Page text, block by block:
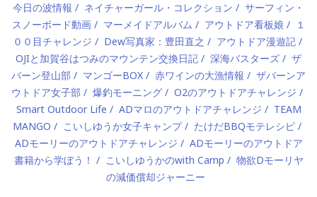
今日の波情報
ネイチャーガール・コレクション
サーフィン・
スノーボード動画
マーメイドアルバム アウトドア看板娘
１
００目チャレンジ
Dew写真家：豊田直之
アウトドア漫遊記
OJIと加賀谷はつみのマウンテン交換日記
深海バスターズ
ザ
バーン登山部
マンゴーBOX 赤ワインの大漁情報
ザバーンア
ウトドア女子部
爆釣モーニング
O2のアウトドアチャレンジ
Smart Outdoor Life
ADマロのアウトドアチャレンジ
TEAM
MANGO
こいしゆうか女子キャンプ
たけだBBQモテレシピ
ADモーリーのアウトドアチャレンジ
ADモーリーのアウトドア
書籍から学ぼう！
こいしゆうかのwith Camp
物欲Dモーリヤ
の減価償却ジャーニー